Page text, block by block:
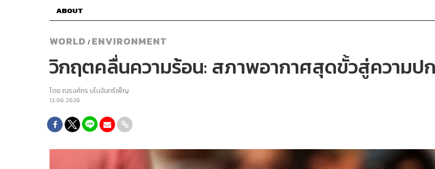
ABOUT
WORLD / ENVIRONMENT
วิกฤตคลื่นความร้อน: สภาพอากาศสุดขั้วสู่ความป
โดยณรงค์กร มโนจันทร์เพ็ญ
12.06.2026